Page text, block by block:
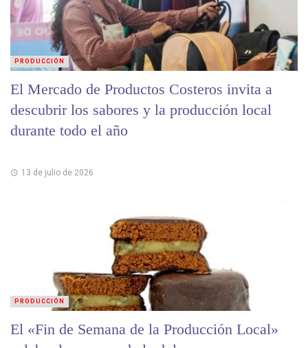
El Mercado de Productos Costeros invita a
descubrir los sabores y la producción local
durante todo el año
13 de julio de 2026
PRODUCCIÓN
El «Fin de Semana de la Producción Local»
PRODUCCIÓN